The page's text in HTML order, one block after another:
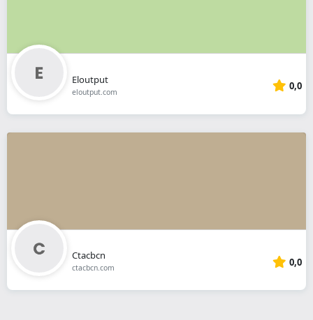
Eloutput
eloutput.com 0,0
Ctacbcn
ctacbcn.com 0,0